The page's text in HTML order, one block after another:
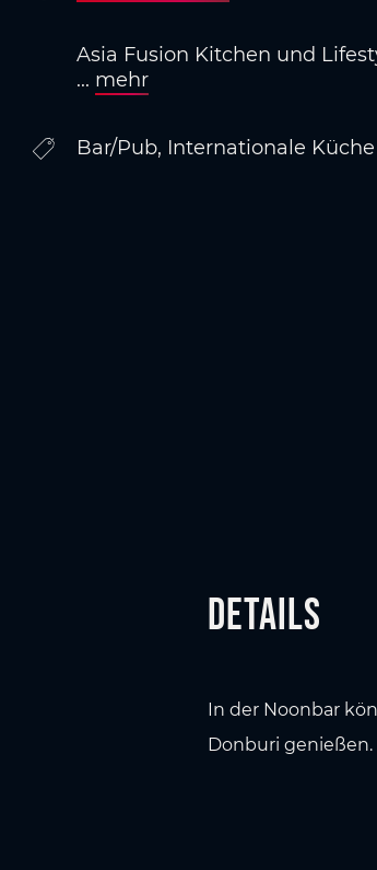
Asia Fusion Kitchen und
... mehr
Bar/Pub, Internationale Küche
Details
In der Noonbar
Donburi